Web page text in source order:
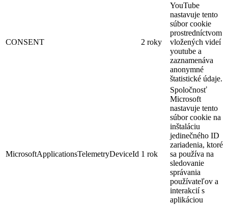
CONSENT 2 roky
YouTube
nastavuje tento
súbor cookie
prostredníctvom
vložených videí
youtube a
zaznamenáva
anonymné
štatistické údaje.
MicrosoftApplicationsTelemetryDeviceId 1 rok
Spoločnosť
Microsoft
nastavuje tento
súbor cookie na
inštaláciu
jedinečného ID
zariadenia, ktoré
sa používa na
sledovanie
správania
používateľov a
interakcií s
aplikáciou